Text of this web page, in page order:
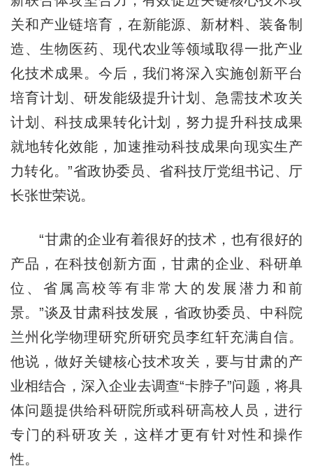
关和产业链培育，在新能源、新材料、装备制
造、生物医药、现代农业等领域取得一批产业
化技术成果。今后，我们将深入实施创新平台
培育计划、研发能级提升计划、急需技术攻关
计划、科技成果转化计划，努力提升科技成果
就地转化效能，加速推动科技成果向现实生产
力转化。”省政协委员、省科技厅党组书记、厅
长张世荣说。
“甘肃的企业有着很好的技术，也有很好的
产品，在科技创新方面，甘肃的企业、科研单
位、省属高校等有非常大的发展潜力和前
景。”谈及甘肃科技发展，省政协委员、中科院
兰州化学物理研究所研究员李红轩充满自信。
他说，做好关键核心技术攻关，要与甘肃的产
业相结合，深入企业去调查“卡脖子”问题，将具
体问题提供给科研院所或科研高校人员，进行
专门的科研攻关，这样才更有针对性和操作
性。